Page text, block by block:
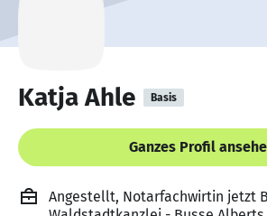
Katja Ahle Basis
Ganzes Profil
Angestellt, Notarfachwirtin jetzt